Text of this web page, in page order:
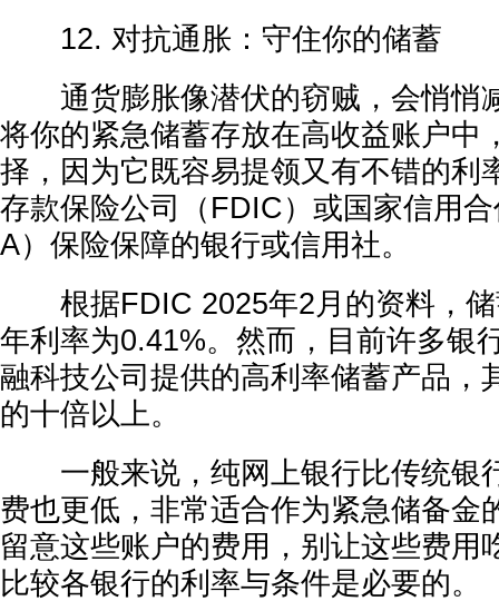
12. 对抗通胀：守住你的储蓄
通货膨胀像潜伏的窃贼，会悄悄
将你的紧急储蓄存放在高收益账户中
择，因为它既容易提领又有不错的利
存款保险公司（FDIC）或国家信用
A）保险保障的银行或信用社。
根据FDIC 2025年2月的资料，储
年利率为0.41%。然而，目前许多银
融科技公司提供的高利率储蓄产品，
的十倍以上。
一般来说，纯网上银行比传统银
费也更低，非常适合作为紧急储备金
留意这些账户的费用，别让这些费用
比较各银行的利率与条件是必要的。